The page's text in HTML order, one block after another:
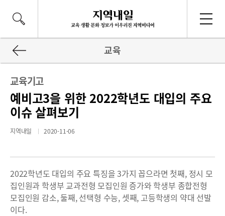
교육
교육기고
예비고3을 위한 2022학년도 대입의 주요
이슈 살펴보기
지역내일 2020-11-06
2022학년도 대입의 주요 특징을 3가지 꼽으라면 첫째, 정시 모
집인원과 학생부 교과전형 모집인원 증가와 학생부 종합전형
모집인원 감소, 둘째, 선택형 수능, 셋째, 고등학생의 약대 선발
이다.